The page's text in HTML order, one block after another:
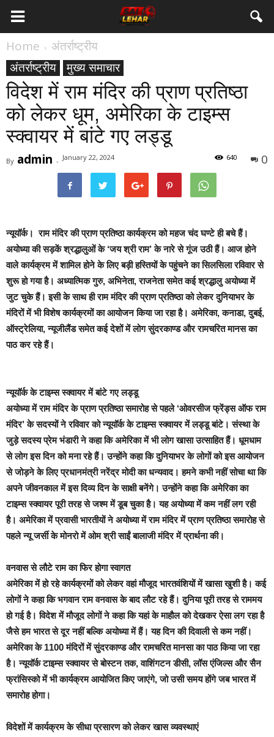
Home
अंतर्राष्ट्रीय
अंतर्राष्ट्रीय
मुख्य समाचार
विदेश में राम मंदिर की प्राण प्रतिष्ठा
को लेकर धूम, अमेरिका के टाइम्स
स्क्वायर में बांटे गए लड्डू
By admin - January 22, 2024 0
640
न्यूयॉर्क। राम मंदिर की प्राण प्रतिष्ठा कार्यक्रम को महज चंद घण्टे ही बचे हैं।
अयोध्या की सड़कें श्रद्धालुओं के ‘जय श्री राम’ के नारे से गूंज उठी हैं। आज होने
वाले कार्यक्रम में शामिल होने के लिए बड़ी हस्तियों के पहुंचने का सिलसिला रविवार से
शुरू हो गया है। अध्यात्मिक गुरु, अभिनेता, राजनेता समेत कई श्रद्धालु अयोध्या में
जुट चुके हैं। इसी के साथ ही राम मंदिर की प्राण प्रतिष्ठा को लेकर दुनियाभर के
मंदिरों में भी विशेष कार्यक्रमों का आयोजन किया जा रहा है। अमेरिका, कनाडा, दुबई,
ऑस्ट्रेलिया, न्यूजीलैंड समेत कई देशों में लोग सुंदरकाण्ड और रामचरित मानस का
पाठ कर रहे हैं।
न्यूयॉर्क के टाइम्स स्क्वायर में बांटे गए लड्डू
अयोध्या में राम मंदिर के प्राण प्रतिष्ठा समारोह से पहले ‘ओवरसीज फ्रेंड्स ऑफ राम
मंदिर’ के सदस्यों ने रविवार को न्यूयॉर्क के टाइम्स स्क्वायर में लड्डू बांटे। संस्था के
जुड़े सदस्य प्रेम भंडारी ने कहा कि अमेरिका में भी लोग खासा उत्साहित हैं। धूमधाम
से लोग इस दिन को मना रहे हैं। उन्होंने कहा कि दुनियाभर के लोगों को इस आयोजन
से जोड़ने के लिए प्रधानमंत्री नरेंद्र मोदी का धन्यवाद। हमने कभी नहीं सोचा था कि
अपने जीवनकाल में इस दिव्य दिन के साक्षी बनेंगे। उन्होंने कहा कि अमेरिका का
टाइम्स स्क्वायर पूरी तरह से जश्म में डूब चुका है। यह अयोध्या में कम नहीं लग रही
है। अमेरिका में प्रवासी भारतीयों ने अयोध्या में राम मंदिर में प्राण प्रतिष्ठा समारोह से
पहले न्यू जर्सी के मोनरो में ओम श्री साईं बालाजी मंदिर में प्रार्थना की।
वनवास से लौटे राम का फिर होगा स्वागत
अमेरिका में हो रहे कार्यक्रमों को लेकर वहां मौजूद भारतवंशियों में खासा खुशी है। कई
लोगों ने कहा कि भगवान राम वनवास के बाद लौट रहे हैं। दुनिया पूरी तरह से राममय
हो गई है। विदेश में मौजूद लोगों ने कहा कि यहां के माहौल को देखकर ऐसा लग रहा है
जैसे हम भारत से दूर नहीं बल्कि अयोध्या में हैं। यह दिन की दिवाली से कम नहीं।
अमेरिका के 1100 मंदिरों में सुंदरकाण्ड और रामचरित मानसा का पाठ किया जा रहा
है। न्यूयॉर्क टाइम्स स्क्वायर से बोस्टन तक, वाशिंगटन डीसी, लॉस एंजिल्स और सैन
फ्रांसिस्को में भी कार्यक्रम आयोजित किए जाएंगे, जो उसी समय होंगे जब भारत में
समारोह होगा।
विदेशों में कार्यक्रम के सीधा प्रसारण को लेकर खास व्यवस्थाएं